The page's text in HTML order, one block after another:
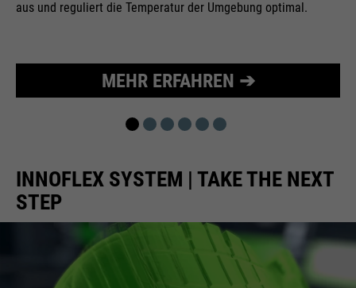
Wird zur Begrenzung der Request-
_fbp
Laufzeit
24 Monate
Wird für das Facebook Pixel
benutzt.
aus und reguliert die Temperatur der Umgebung optimal.
MEHR ERFAHREN ➔
INNOFLEX SYSTEM | TAKE THE NEXT
STEP